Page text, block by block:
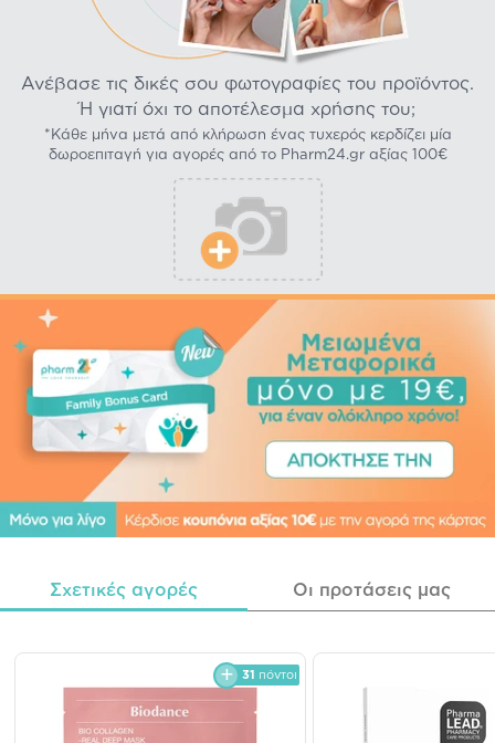
Ανέβασε τις δικές σου φωτογραφίες του προϊόντος.
Ή γιατί όχι το αποτέλεσμα χρήσης του;
*Κάθε μήνα μετά από κλήρωση ένας τυχερός κερδίζει μία
δωροεπιταγή για αγορές από το Pharm24.gr αξίας 100€
Σχετικές αγορές Οι προτάσεις μας
31 πόντοι